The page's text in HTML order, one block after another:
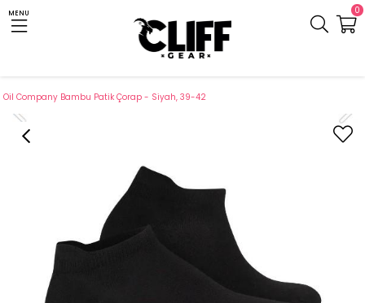
MENU 0
Oil Company Bambu Patik Çorap - Siyah, 39-42